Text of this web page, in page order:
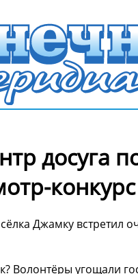
досуга
Джамку встретил
Волонтёры угощали